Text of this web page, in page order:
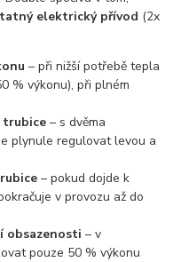
elektrický přívod (2x
– při nižší potřebě tepla
% výkonu), při plném
trubice – s dvěma
plynule regulovat levou a
– pokud dojde k
v provozu až do
obsazenosti – v
pouze 50 % výkonu